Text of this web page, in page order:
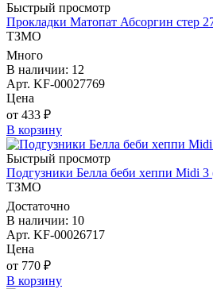
Быстрый просмотр
Прокладки Матопат Абсоргин стер
ТЗМО
Много
В наличии: 12
Арт. KF-00027769
Цена
от 433 ₽
В корзину
Быстрый просмотр
Подгузники Белла беби хеппи Midi
ТЗМО
Достаточно
В наличии: 10
Арт. KF-00026717
Цена
от 770 ₽
В корзину